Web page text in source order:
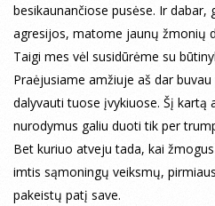
besikaunančiose pusėse. Ir
agresijos, matome jaunų žmonių
Taigi mes vėl susidūrėme su
Praėjusiame amžiuje aš dar
dalyvauti tuose įvykiuose. Šį kartą
nurodymus galiu duoti tik per
Bet kuriuo atveju tada, kai
imtis sąmoningų veiksmų,
pakeistų patį save.